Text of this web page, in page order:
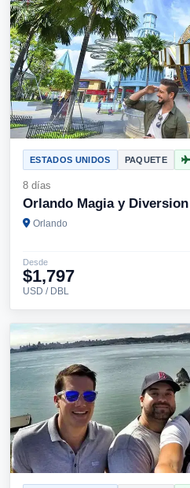
ESTADOS UNIDOS PAQUETE
8 días
Orlando Magia y Diversion
Orlando
Desde
$1,797
USD / DBL